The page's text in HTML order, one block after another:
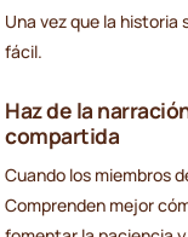
Una vez que la
fácil.
Haz de la
compartida
Cuando los miembros
Comprenden mejor